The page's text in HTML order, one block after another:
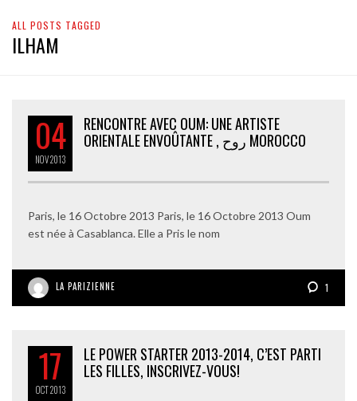
ALL POSTS TAGGED
ILHAM
04
NOV2013
RENCONTRE AVEC OUM: UNE ARTISTE
ORIENTALE ENVOÛTANTE , روح MOROCCO
Paris, le 16 Octobre 2013 Paris, le 16 Octobre 2013 Oum
est née à Casablanca. Elle a Pris le nom
LA PARIZIENNE 1
17
OCT2013
LE POWER STARTER 2013-2014, C’EST PARTI
LES FILLES, INSCRIVEZ-VOUS!